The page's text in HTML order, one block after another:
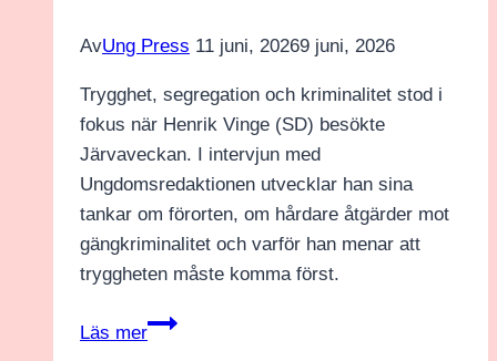
en
omställning”
AvUng Press 11 juni, 20269 juni, 2026
Trygghet, segregation och kriminalitet stod i
fokus när Henrik Vinge (SD) besökte
Järvaveckan. I intervjun med
Ungdomsredaktionen utvecklar han sina
tankar om förorten, om hårdare åtgärder mot
gängkriminalitet och varför han menar att
tryggheten måste komma först.
Läs mer
Henrik